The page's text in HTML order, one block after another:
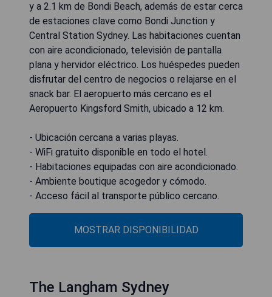
y a 2.1 km de Bondi Beach, además de estar cerca
de estaciones clave como Bondi Junction y
Central Station Sydney. Las habitaciones cuentan
con aire acondicionado, televisión de pantalla
plana y hervidor eléctrico. Los huéspedes pueden
disfrutar del centro de negocios o relajarse en el
snack bar. El aeropuerto más cercano es el
Aeropuerto Kingsford Smith, ubicado a 12 km.
- Ubicación cercana a varias playas.
- WiFi gratuito disponible en todo el hotel.
- Habitaciones equipadas con aire acondicionado.
- Ambiente boutique acogedor y cómodo.
- Acceso fácil al transporte público cercano.
MOSTRAR DISPONIBILIDAD
The Langham Sydney